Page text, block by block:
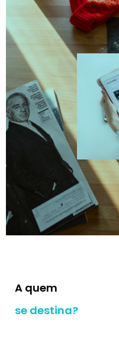
A quem
se destina?